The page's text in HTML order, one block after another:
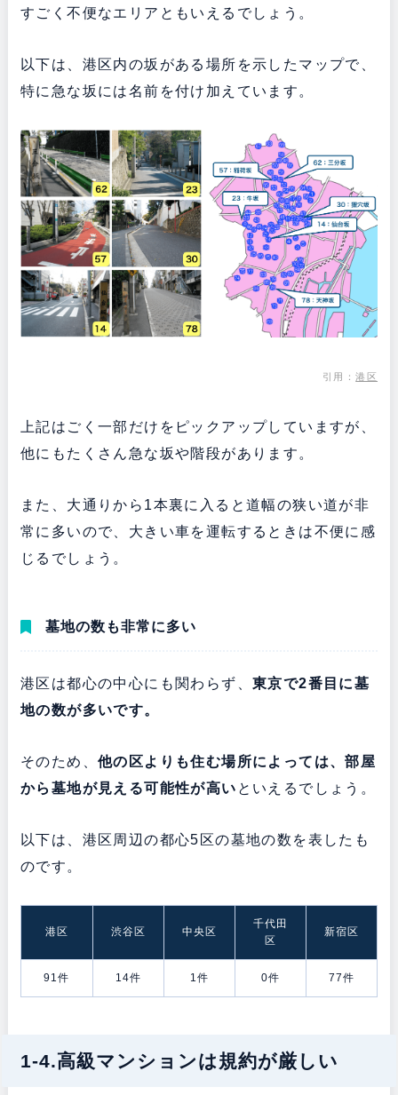
すごく不便なエリアともいえるでしょう。
以下は、港区内の坂がある場所を示したマップで、
特に急な坂には名前を付け加えています。
引用：港区
上記はごく一部だけをピックアップしていますが、
他にもたくさん急な坂や階段があります。
また、大通りから1本裏に入ると道幅の狭い道が非
常に多いので、大きい車を運転するときは不便に感
じるでしょう。
墓地の数も非常に多い
港区は都心の中心にも関わらず、 東京で2番目に墓
地の数が多いです。
そのため、 他の区よりも住む場所によっては、部屋
から墓地が見える可能性が高い といえるでしょう。
以下は、港区周辺の都心5区の墓地の数を表したも
のです。
港区 渋谷区 中央区
千代田
区
新宿区
91件 14件 1件 0件 77件
1-4.高級マンションは規約が厳しい